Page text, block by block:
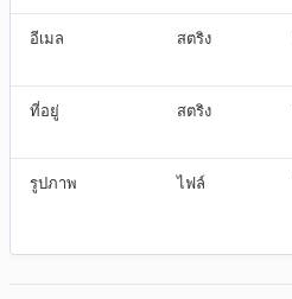
อีเมล สตริง
ที่อยู่ สตริง
รูปภาพ ไฟล์